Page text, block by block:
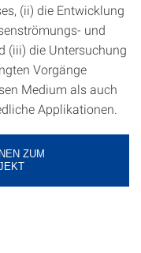
(ii) die Entwicklung
und
(iii) die Untersuchung
Vorgänge
Medium als auch
Applikationen.
ZUM